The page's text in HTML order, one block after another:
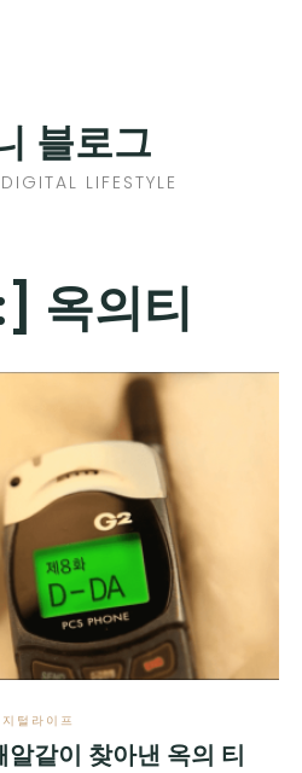
블로그
LIFESTYLE
옥의티
지털라이프
같이 찾아낸 옥의 티
CHILD
EXPAND
CHILD
MENU
EXPAND
CHILD
MENU
EXPAND
CHILD
MENU